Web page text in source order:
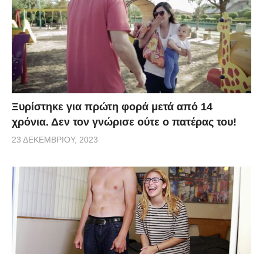
Ξυρίστηκε για πρώτη φορά μετά από 14
χρόνια. Δεν τον γνώρισε ούτε ο πατέρας του!
23 ΔΕΚΕΜΒΡΊΟΥ, 2023